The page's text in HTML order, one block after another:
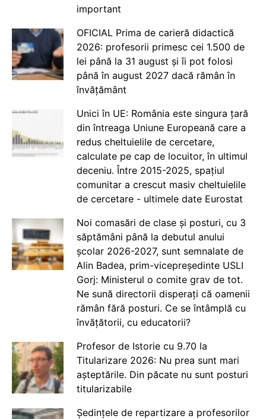
important
OFICIAL Prima de carieră didactică
2026: profesorii primesc cei 1.500 de
lei până la 31 august și îi pot folosi
până în august 2027 dacă rămân în
învățământ
Unici în UE: România este singura țară
din întreaga Uniune Europeană care a
redus cheltuielile de cercetare,
calculate pe cap de locuitor, în ultimul
deceniu. Între 2015-2025, spațiul
comunitar a crescut masiv cheltuielile
de cercetare - ultimele date Eurostat
Noi comasări de clase și posturi, cu 3
săptămâni până la debutul anului
școlar 2026-2027, sunt semnalate de
Alin Badea, prim-vicepreședinte USLI
Gorj: Ministerul o comite grav de tot.
Ne sună directorii disperați că oamenii
rămân fără posturi. Ce se întâmplă cu
învățătorii, cu educatorii?
Profesor de Istorie cu 9.70 la
Titularizare 2026: Nu prea sunt mari
așteptările. Din păcate nu sunt posturi
titularizabile
Ședințele de repartizare a profesorilor